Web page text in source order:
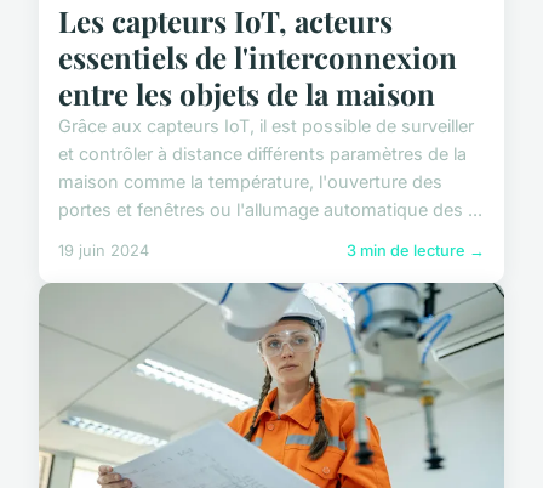
Les capteurs IoT, acteurs
essentiels de l'interconnexion
entre les objets de la maison
Grâce aux capteurs IoT, il est possible de surveiller
et contrôler à distance différents paramètres de la
maison comme la température, l'ouverture des
portes et fenêtres ou l'allumage automatique des ...
19 juin 2024 3 min de lecture →